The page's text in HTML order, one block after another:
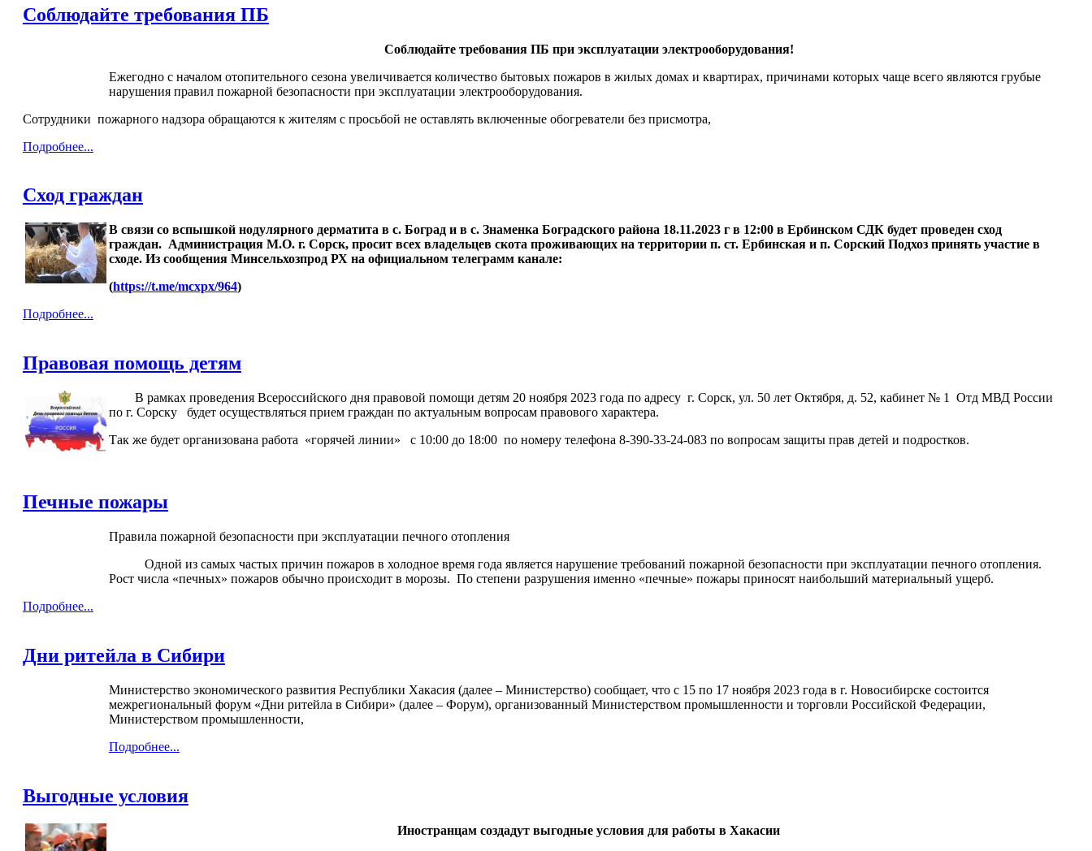
Соблюдайте требования ПБ
Соблюдайте требования ПБ при эксплуатации электрооборудования!
Ежегодно с началом отопительного сезона увеличивается количество бытовых пожаров в жилых домах и квартирах, причинами которых чаще всего являются грубые
нарушения правил пожарной безопасности при эксплуатации электрооборудования.
Сотрудники пожарного надзора обращаются к жителям с просьбой не оставлять включенные обогреватели без присмотра,
Подробнее...
Сход граждан
В связи со вспышкой нодулярного дерматита в с. Боград и в с. Знаменка Боградского района 18.11.2023 г в 12:00 в Ербинском СДК будет проведен сход
граждан. Администрация М.О. г. Сорск, просит всех владельцев скота проживающих на территории п. ст. Ербинская и п. Сорский Подхоз принять участие в
сходе. Из сообщения Минсельхозпрод РХ на официальном телеграмм канале:
(https://t.me/mcxpx/964)
Подробнее...
Правовая помощь детям
В рамках проведения Всероссийского дня правовой помощи детям 20 ноября 2023 года по адресу г. Сорск, ул. 50 лет Октября, д. 52, кабинет № 1 Отд МВД России
по г. Сорску будет осуществляться прием граждан по актуальным вопросам правового характера.
Так же будет организована работа «горячей линии» с 10:00 до 18:00 по номеру телефона 8-390-33-24-083 по вопросам защиты прав детей и подростков.
Печные пожары
Правила пожарной безопасности при эксплуатации печного отопления
Одной из самых частых причин пожаров в холодное время года является нарушение требований пожарной безопасности при эксплуатации печного отопления.
Рост числа «печных» пожаров обычно происходит в морозы. По степени разрушения именно «печные» пожары приносят наибольший материальный ущерб.
Подробнее...
Дни ритейла в Сибири
Министерство экономического развития Республики Хакасия (далее – Министерство) сообщает, что с 15 по 17 ноября 2023 года в г. Новосибирске состоится
межрегиональный форум «Дни ритейла в Сибири» (далее – Форум), организованный Министерством промышленности и торговли Российской Федерации,
Министерством промышленности,
Подробнее...
Выгодные условия
Иностранцам создадут выгодные условия для работы в Хакасии